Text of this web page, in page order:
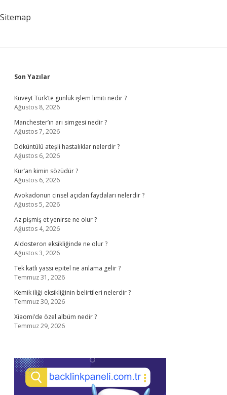
Sitemap
Sidebar
Son Yazılar
Kuveyt Türk’te günlük işlem limiti nedir ?
Ağustos 8, 2026
Manchester’ın arı simgesi nedir ?
Ağustos 7, 2026
Döküntülü ateşli hastalıklar nelerdir ?
Ağustos 6, 2026
Kur’an kimin sözüdür ?
Ağustos 6, 2026
Avokadonun cinsel açıdan faydaları nelerdir ?
Ağustos 5, 2026
Az pişmiş et yenirse ne olur ?
Ağustos 4, 2026
Aldosteron eksikliğinde ne olur ?
Ağustos 3, 2026
Tek katlı yassı epitel ne anlama gelir ?
Temmuz 31, 2026
Kemik iliği eksikliğinin belirtileri nelerdir ?
Temmuz 30, 2026
Xiaomi’de özel albüm nedir ?
Temmuz 29, 2026